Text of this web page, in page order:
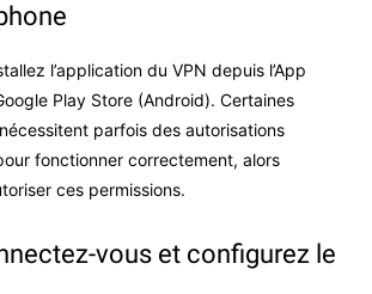
l’application du VPN depuis l’App
Play Store (Android). Certaines
parfois des autorisations
fonctionner correctement, alors
ces permissions.
vous et configurez le